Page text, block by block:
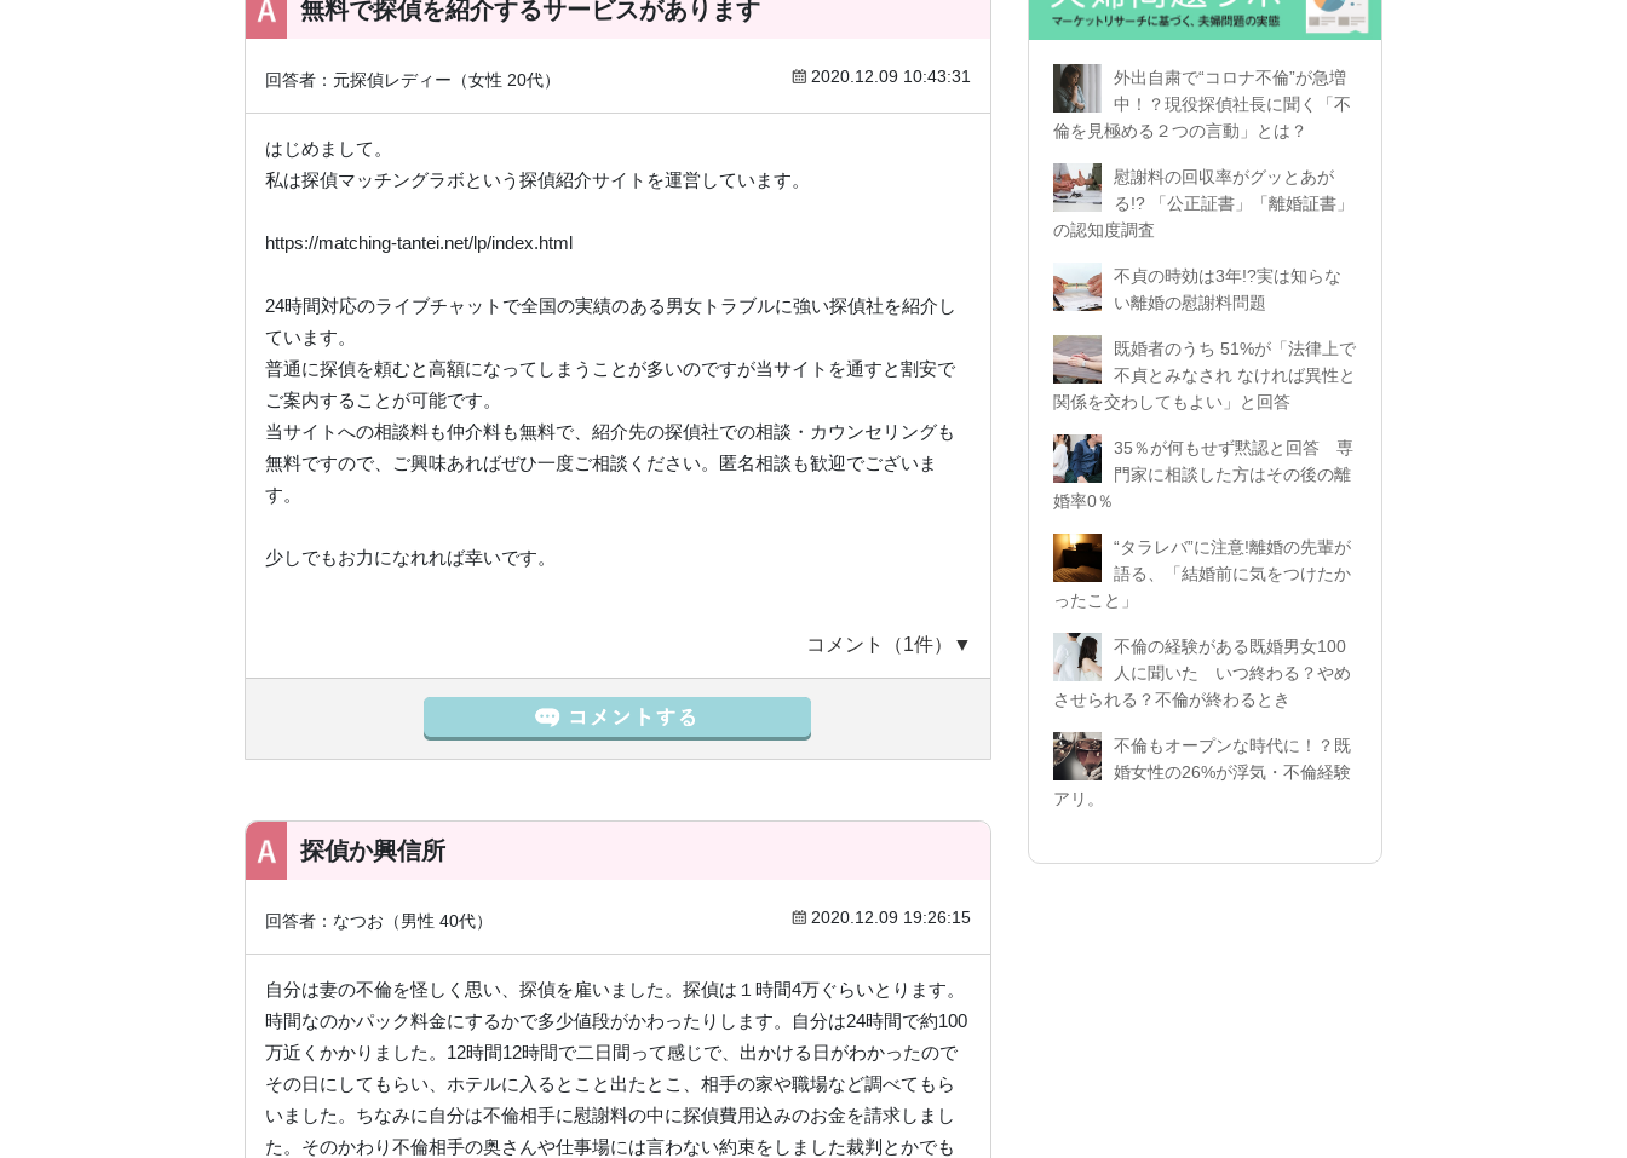
無料で探偵を紹介するサービスがあります
回答者：元探偵レディー（女性 20代） 2020.12.09 10:43:31
はじめまして。
私は探偵マッチングラボという探偵紹介サイトを運営しています。
https://matching-tantei.net/lp/index.html
24時間対応のライブチャットで全国の実績のある男女トラブルに強い探偵社を紹介し
ています。
普通に探偵を頼むと高額になってしまうことが多いのですが当サイトを通すと割安で
ご案内することが可能です。
当サイトへの相談料も仲介料も無料で、紹介先の探偵社での相談・カウンセリングも
無料ですので、ご興味あればぜひ一度ご相談ください。匿名相談も歓迎でございま
す。
少しでもお力になれれば幸いです。
コメント（1件）▼
探偵か興信所
回答者：なつお（男性 40代） 2020.12.09 19:26:15
自分は妻の不倫を怪しく思い、探偵を雇いました。探偵は１時間4万ぐらいとります。
時間なのかパック料金にするかで多少値段がかわったりします。自分は24時間で約100
万近くかかりました。12時間12時間で二日間って感じで、出かける日がわかったので
その日にしてもらい、ホテルに入るとこと出たとこ、相手の家や職場など調べてもら
いました。ちなみに自分は不倫相手に慰謝料の中に探偵費用込みのお金を請求しまし
た。そのかわり不倫相手の奥さんや仕事場には言わない約束をしました裁判とかでも
外出自粛で“コロナ不倫”が急増
中！？現役探偵社長に聞く「不
倫を見極める２つの言動」とは？
慰謝料の回収率がグッとあが
る!? 「公正証書」「離婚証書」
の認知度調査
不貞の時効は3年!?実は知らな
い離婚の慰謝料問題
既婚者のうち 51%が「法律上で
不貞とみなされ なければ異性と
関係を交わしてもよい」と回答
35％が何もせず黙認と回答 専
門家に相談した方はその後の離
婚率0％
“タラレバ”に注意!離婚の先輩が
語る、「結婚前に気をつけたか
ったこと」
不倫の経験がある既婚男女100
人に聞いた いつ終わる？やめ
させられる？不倫が終わるとき
不倫もオープンな時代に！？既
婚女性の26%が浮気・不倫経験
アリ。